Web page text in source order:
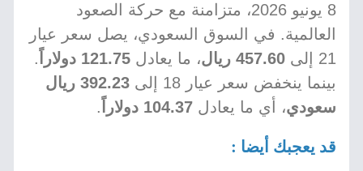
8 يونيو 2026، متزامنة مع حركة الصعود
العالمية. في السوق السعودي، يصل سعر عيار
21 إلى
457.60 ريال ، ما يعادل 121.75 دولاراً
.
بينما ينخفض سعر عيار 18 إلى
392.23 ريال
سعودي، أي ما يعادل 104.37 دولاراً .
قد يعجبك أيضا :